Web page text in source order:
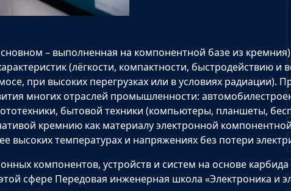
– выполненная на компонентной базе из
(лёгкости, компактности, быстродействию и
при высоких перегрузках или в условиях радиации).
многих отраслей промышленности:
бытовой техники (компьютеры, планшеты,
кремнию как материалу электронной
высоких температурах и напряжениях без потери
компонентов, устройств и систем на основе
сфере Передовая инженерная школа «Электроника и